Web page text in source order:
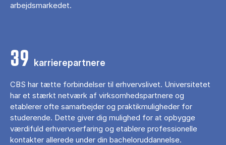
arbejdsmarkedet.
39 karrierepartnere
CBS har tætte forbindelser til erhvervslivet. Universitetet
har et stærkt netværk af virksomhedspartnere og
etablerer ofte samarbejder og praktikmuligheder for
studerende. Dette giver dig mulighed for at opbygge
værdifuld erhvervserfaring og etablere professionelle
kontakter allerede under din bacheloruddannelse.